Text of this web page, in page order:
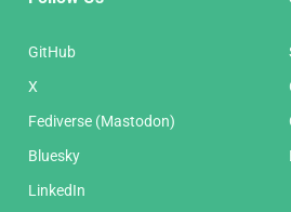
GitHub
X
Fediverse (Mastodon)
Bluesky
LinkedIn